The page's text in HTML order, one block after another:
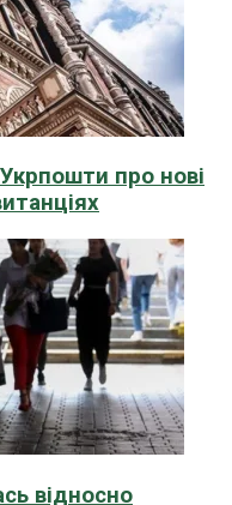
про нові
відносно